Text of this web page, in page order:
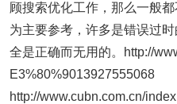
顾搜索优化工作，那么一般
为主要参考，许多是错误过
全是正确而无用的。
http://
E3%80%9013927555068
http://www.cubn.com.cn/